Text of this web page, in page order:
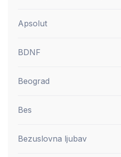
Apsolut
BDNF
Beograd
Bes
Bezuslovna ljubav